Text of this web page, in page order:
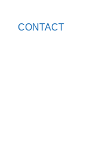
CONTACT